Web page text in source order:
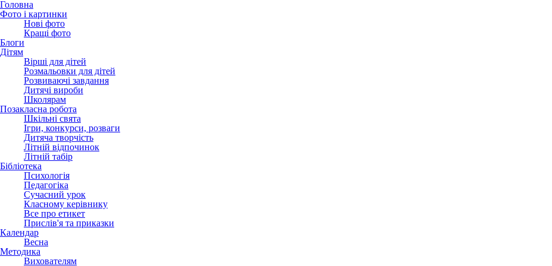
Головна
Фото і картинки
Нові фото
Кращі фото
Блоги
Дітям
Вірші для дітей
Розмальовки для дітей
Розвиваючі завдання
Дитячі вироби
Школярам
Позакласна робота
Шкільні свята
Ігри, конкурси, розваги
Дитяча творчість
Літній відпочинок
Літній табір
Бібліотека
Психологія
Педагогіка
Сучасний урок
Класному керівнику
Все про етикет
Прислів'я та приказки
Календар
Весна
Методика
Вихователям